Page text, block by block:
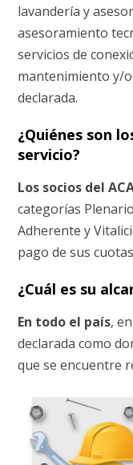
lavandería y
asesoramiento
servicios de
mantenimiento y/
declarada.
¿Quiénes son
servicio?
Los socios del
categorías
Adherente y
pago de sus
¿Cuál es su
En todo el país,
declarada como
que se encuentre